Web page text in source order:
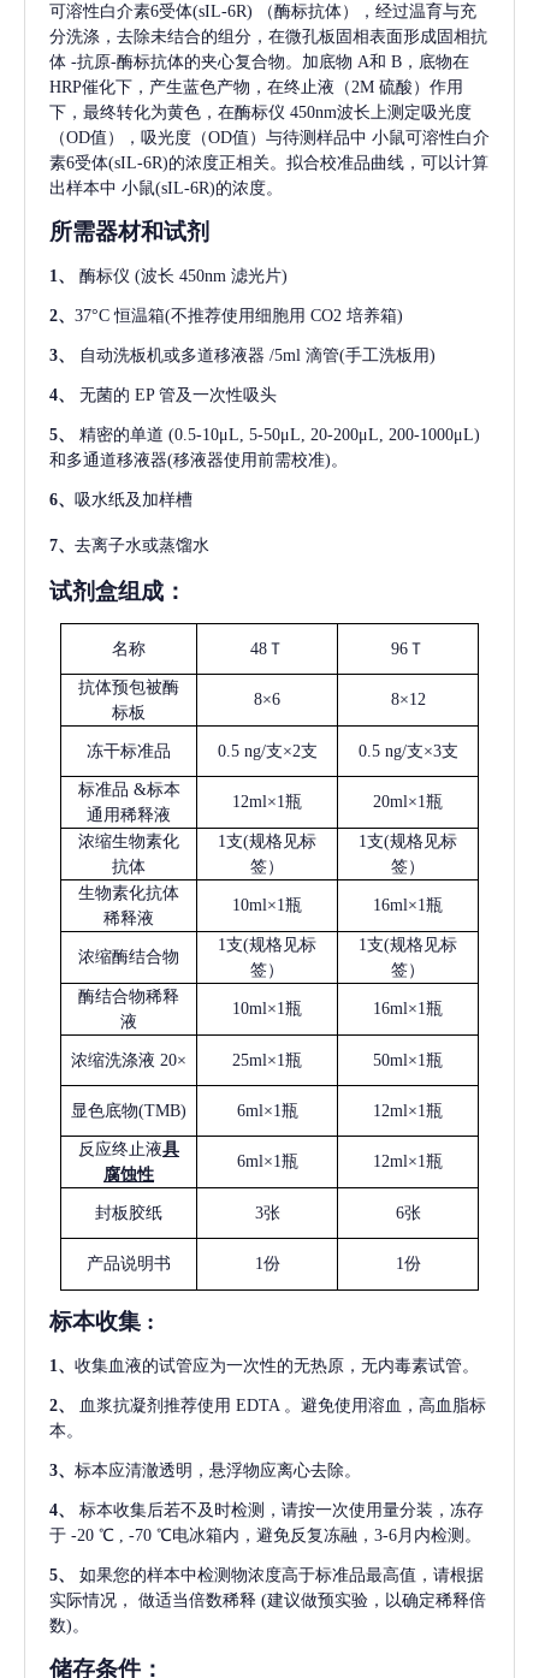
可溶性白介素6受体(sIL-6R)
（酶标抗体），经过温育与充
分洗涤，去除未结合的组分，在微孔板固相表面形成固相抗
体 -抗原-酶标抗体的夹心复合物。加底物 A和 B，底物在
HRP催化下，产生蓝色产物，在终止液（2M 硫酸）作用
下，最终转化为黄色，在酶标仪 450nm波长上测定吸光度
（OD值），吸光度（OD值）与待测样品中 小鼠可溶性白介
素6受体(sIL-6R)的浓度正相关。拟合校准品曲线，可以计算
出样本中 小鼠(sIL-6R)的浓度。
所需器材和试剂
1、 酶标仪 (波长 450nm 滤光片)
2、 37°C 恒温箱(不推荐使用细胞用 CO2 培养箱)
3、 自动洗板机或多道移液器 /5ml 滴管(手工洗板用)
4、 无菌的 EP 管及一次性吸头
5、 精密的单道 (0.5-10μL, 5-50μL, 20-200μL, 200-1000μL)
和多通道移液器(移液器使用前需校准)。
6、 吸水纸及加样槽
7、 去离子水或蒸馏水
试剂盒组成：
名称 48Ｔ 96Ｔ
抗体预包被酶
标板
8×6 8×12
冻干标准品 0.5 ng/支×2支 0.5 ng/支×3支
标准品 &标本
通用稀释液
12ml×1瓶 20ml×1瓶
浓缩生物素化
抗体
1支(规格见标
签）
1支(规格见标
签）
生物素化抗体
稀释液
10ml×1瓶 16ml×1瓶
浓缩酶结合物
1支(规格见标
签）
1支(规格见标
签）
酶结合物稀释
液
10ml×1瓶 16ml×1瓶
浓缩洗涤液 20× 25ml×1瓶 50ml×1瓶
显色底物(TMB) 6ml×1瓶 12ml×1瓶
反应终止液具
腐蚀性
6ml×1瓶 12ml×1瓶
封板胶纸 3张 6张
产品说明书 1份 1份
标本收集 :
1 、 收集血液的试管应为一次性的无热原，无内毒素试管。
2、 血浆抗凝剂推荐使用 EDTA 。避免使用溶血，高血脂标
本。
3、 标本应清澈透明，悬浮物应离心去除。
4、
标本收集后若不及时检测，请按一次使用量分装，冻存
于 -20 ℃ , -70 ℃电冰箱内，避免反复冻融，3-6月内检测。
5、
如果您的样本中检测物浓度高于标准品最高值，请根据
实际情况，
做适当倍数稀释 (建议做预实验，以确定稀释倍
数)。
储存条件：